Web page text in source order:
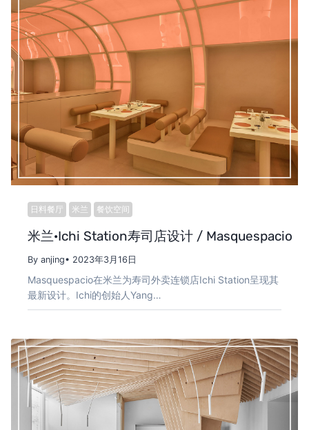
日料餐厅 米兰 餐饮空间
米兰·Ichi Station寿司店设计 / Masquespacio
By anjing• 2023年3月16日
Masquespacio在米兰为寿司外卖连锁店Ichi Station呈现其
最新设计。Ichi的创始人Yang…